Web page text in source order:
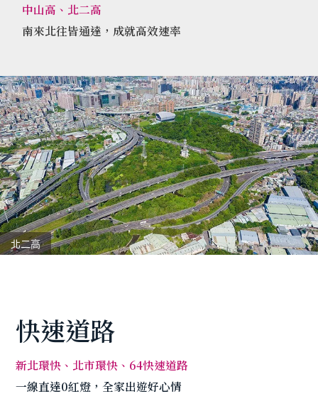
中山高、北二高
南來北往皆通達，成就高效速率
北二高
快速道路
新北環快、北市環快、64快速道路
一線直達0紅燈，全家出遊好心情